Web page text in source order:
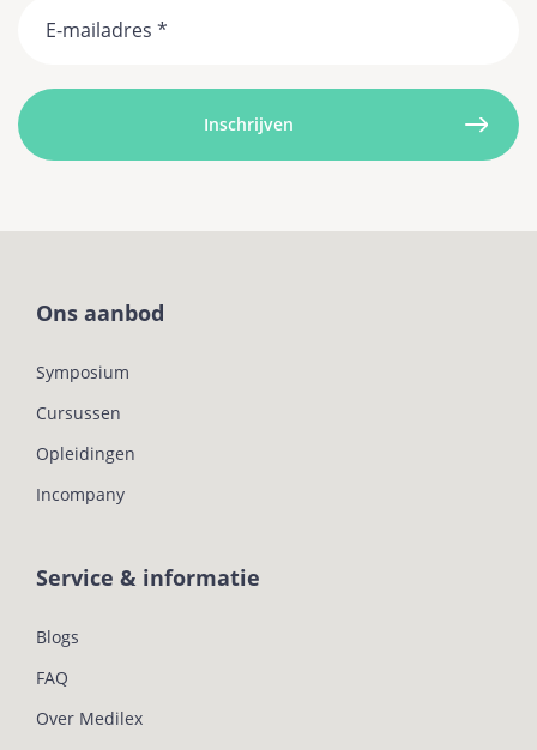
Ons aanbod
Symposium
Cursussen
Opleidingen
Incompany
Service & informatie
Blogs
FAQ
Over Medilex